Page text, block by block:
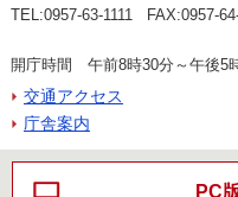
TEL:0957-63-1111 FAX:0957-
開庁時間 午前8時30分～午後5
交通アクセス
庁舎案内
PC